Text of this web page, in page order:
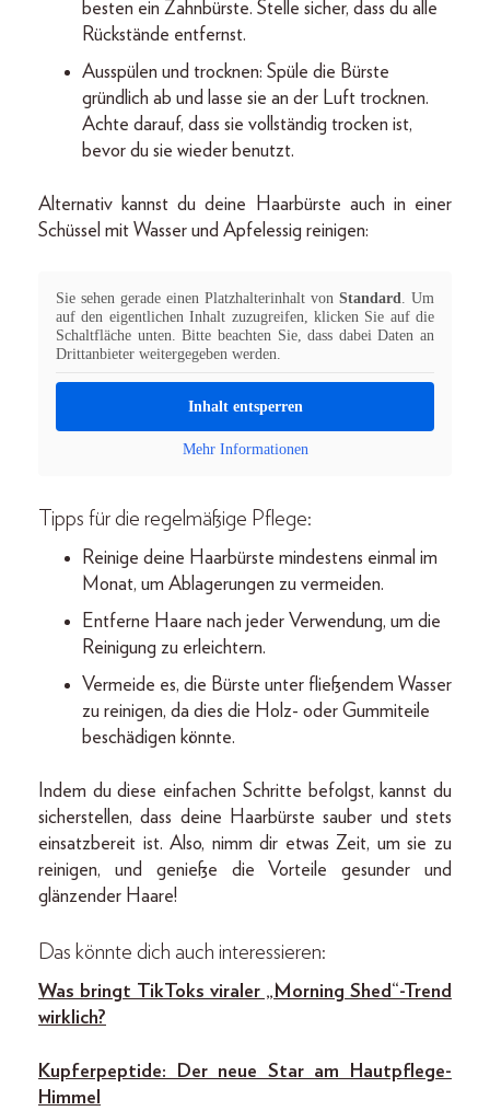
besten ein Zahnbürste. Stelle sicher, dass du alle
Rückstände entfernst.
Ausspülen und trocknen: Spüle die Bürste
gründlich ab und lasse sie an der Luft trocknen.
Achte darauf, dass sie vollständig trocken ist,
bevor du sie wieder benutzt.
Alternativ kannst du deine Haarbürste auch in einer
Schüssel mit Wasser und Apfelessig reinigen:
Sie sehen gerade einen Platzhalterinhalt von Standard. Um
auf den eigentlichen Inhalt zuzugreifen, klicken Sie auf die
Schaltfläche unten. Bitte beachten Sie, dass dabei Daten an
Drittanbieter weitergegeben werden.
Inhalt entsperren
Mehr Informationen
Tipps für die regelmäßige Pflege:
Reinige deine Haarbürste mindestens einmal im
Monat, um Ablagerungen zu vermeiden.
Entferne Haare nach jeder Verwendung, um die
Reinigung zu erleichtern.
Vermeide es, die Bürste unter fließendem Wasser
zu reinigen, da dies die Holz- oder Gummiteile
beschädigen könnte.
Indem du diese einfachen Schritte befolgst, kannst du
sicherstellen, dass deine Haarbürste sauber und stets
einsatzbereit ist. Also, nimm dir etwas Zeit, um sie zu
reinigen, und genieße die Vorteile gesunder und
glänzender Haare!
Das könnte dich auch interessieren:
Was bringt TikToks viraler „Morning Shed“-Trend
wirklich?
Kupferpeptide: Der neue Star am Hautpflege-
Himmel